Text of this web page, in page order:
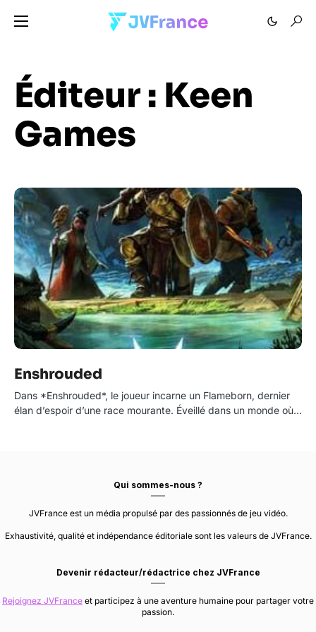
Éditeur : Keen
Games
Enshrouded
Dans *Enshrouded*, le joueur incarne un Flameborn, dernier
élan d’espoir d’une race mourante. Éveillé dans un monde où…
Qui sommes-nous ?
JVFrance est un média propulsé par des passionnés de jeu vidéo.
Exhaustivité, qualité et indépendance éditoriale sont les valeurs de JVFrance.
Devenir rédacteur/rédactrice chez JVFrance
Rejoignez JVFrance et participez à une aventure humaine pour partager votre
passion.